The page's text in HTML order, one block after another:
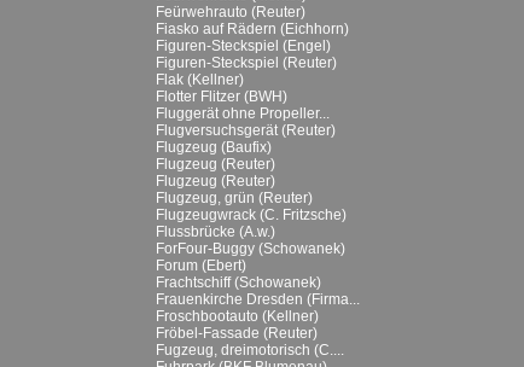
Feürwehrauto (Reuter)
Fiasko auf Rädern (Eichhorn)
Figuren-Steckspiel (Engel)
Figuren-Steckspiel (Reuter)
Flak (Kellner)
Flotter Flitzer (BWH)
Fluggerät ohne Propeller...
Flugversuchsgerät (Reuter)
Flugzeug (Baufix)
Flugzeug (Reuter)
Flugzeug (Reuter)
Flugzeug, grün (Reuter)
Flugzeugwrack (C. Fritzsche)
Flussbrücke (A.w.)
ForFour-Buggy (Schowanek)
Forum (Ebert)
Frachtschiff (Schowanek)
Frauenkirche Dresden (Firma...
Froschbootauto (Kellner)
Fröbel-Fassade (Reuter)
Fugzeug, dreimotorisch (C....